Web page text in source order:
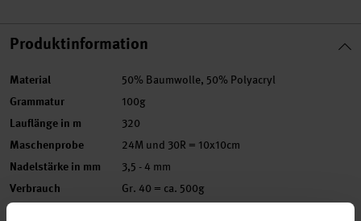
Produktinformation
Material 50% Baumwolle, 50% Polyacryl
Grammatur 100g
Lauflänge in m 320
Maschenprobe 24M und 30R = 10x10cm
Nadelstärke in mm 3,5 - 4 mm
Verbrauch Gr. 40 = ca. 500g